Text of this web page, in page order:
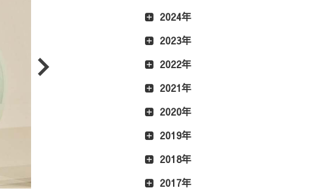
2024年
2023年
2022年
2021年
2020年
2019年
2018年
2017年